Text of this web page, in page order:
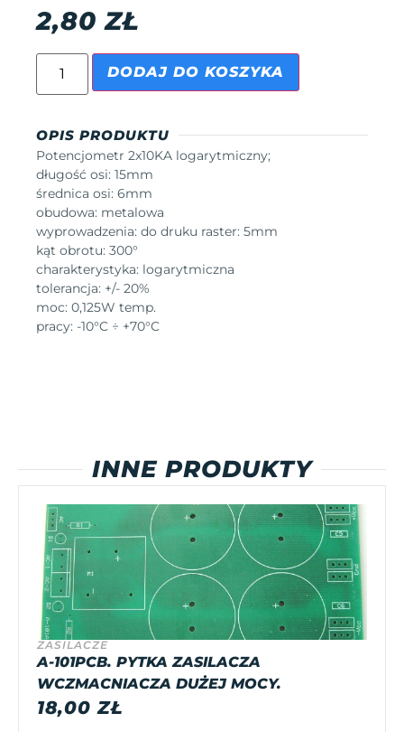
2,80ZŁ
DODAJ DO KOSZYKA
OPIS PRODUKTU
Potencjometr 2x10KA logarytmiczny;
długość osi: 15mm
średnica osi: 6mm
obudowa: metalowa
wyprowadzenia: do druku raster: 5mm
kąt obrotu: 300°
charakterystyka: logarytmiczna
tolerancja: +/- 20%
moc: 0,125W temp.
pracy: -10°C ÷ +70°C
INNE PRODUKTY
ZASILACZE
A-101PCB. PYTKA ZASILACZA
WCZMACNIACZA DUŻEJ MOCY.
18,00ZŁ